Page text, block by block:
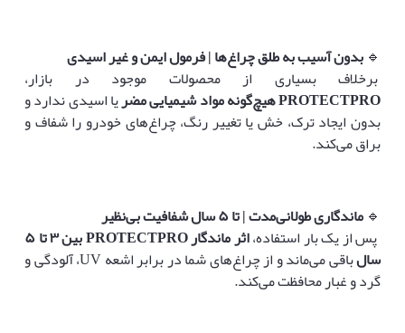
🔹بدون آسیب به طلق چراغ‌ها | فرمول ایمن و غیر اسیدی
برخلاف بسیاری از محصولات موجود در بازار،
PROTECTPROهیچ‌گونه مواد شیمیایی مضریا اسیدی ندارد و
بدون ایجاد ترک، خش یا تغییر رنگ، چراغ‌های خودرو را شفاف و
براق می‌کند.
🔹ماندگاری طولانی‌مدت | تا۵سال شفافیت بی‌نظیر
پس از یک بار استفاده،اثر ماندگارPROTECTPROبین۳تا۵
سال باقی می‌ماند و از چراغ‌های شما در برابر اشعه UV، آلودگی و
گرد و غبار محافظت می‌کند.